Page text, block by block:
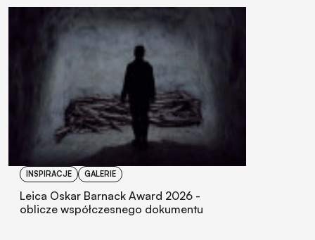
INSPIRACJE GALERIE
Leica Oskar Barnack Award 2026 -
oblicze współczesnego dokumentu